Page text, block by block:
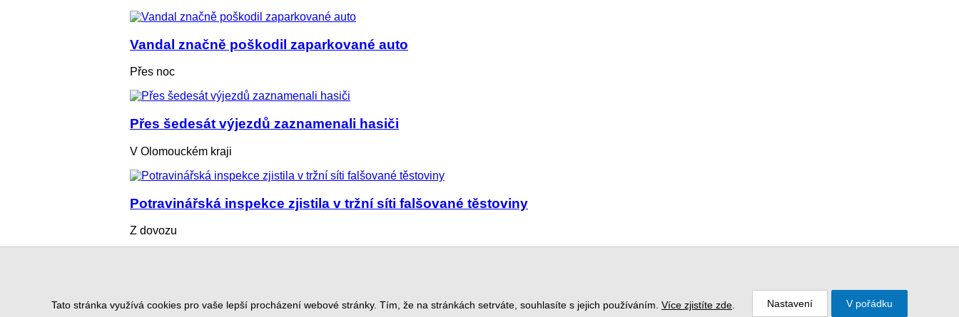
Vandal značně poškodil zaparkované auto
Přes noc
Přes šedesát výjezdů zaznamenali hasiči
V Olomouckém kraji
Potravinářská inspekce zjistila v tržní síti falšované těstoviny
Z dovozu
Prohlášení o přístupnosti Nastavení souborů Cookies
Tato stránka využívá cookies pro vaše lepší procházení webové stránky. Tím, že na stránkách setrváte, souhlasíte s jejich používáním. Více zjistíte zde Nastavení V pořádku